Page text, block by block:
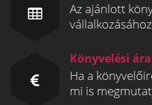
Az ajánlott
Könyvelési
Ha a
mi is